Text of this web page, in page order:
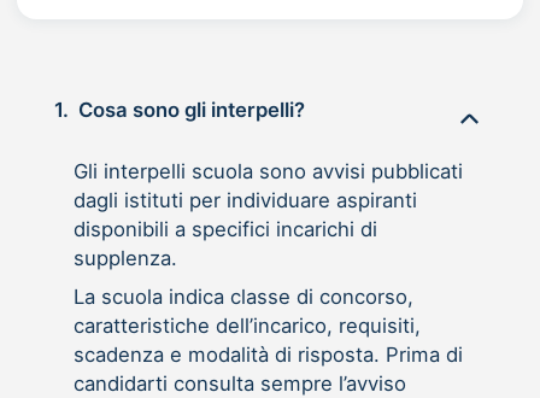
1. Cosa sono gli interpelli?
Gli interpelli scuola sono avvisi pubblicati
dagli istituti per individuare aspiranti
disponibili a specifici incarichi di
supplenza.
La scuola indica classe di concorso,
caratteristiche dell’incarico, requisiti,
scadenza e modalità di risposta. Prima di
candidarti consulta sempre l’avviso